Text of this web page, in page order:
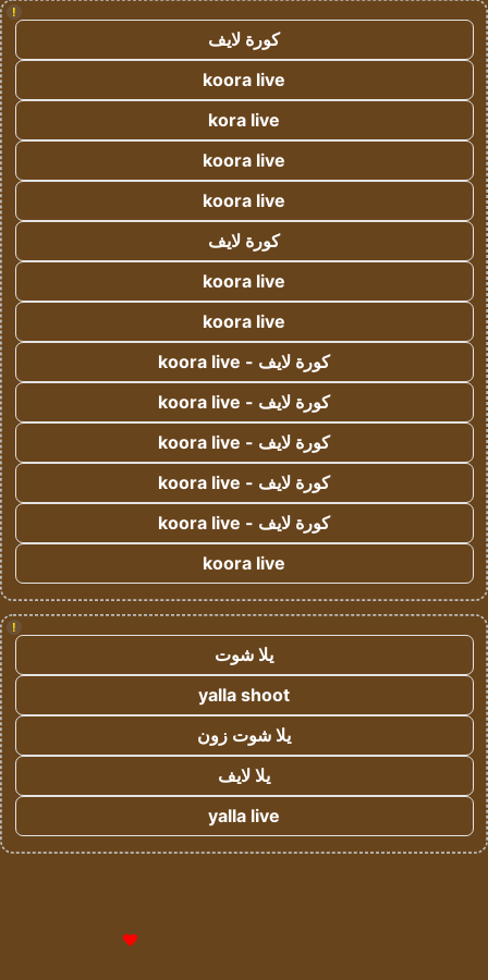
!
كورة لايف
koora live
kora live
koora live
koora live
كورة لايف
koora live
koora live
كورة لايف - koora live
كورة لايف - koora live
كورة لايف - koora live
كورة لايف - koora live
كورة لايف - koora live
koora live
!
يلا شوت
yalla shoot
يلا شوت زون
يلا لايف
yalla live